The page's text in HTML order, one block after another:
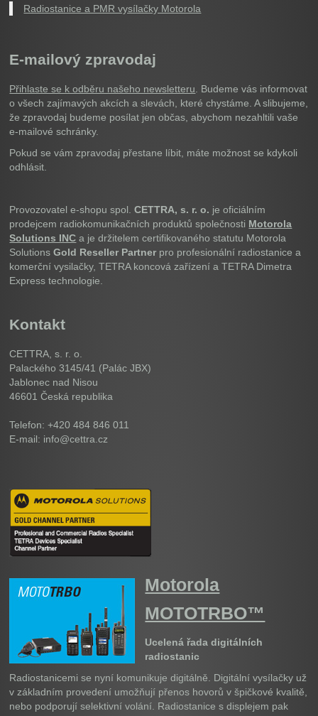
Radiostanice a PMR vysílačky Motorola
E-mailový zpravodaj
Přihlaste se k odběru našeho newsletteru . Budeme vás informovat
o všech zajímavých akcích a slevách, které chystáme. A slibujeme,
že zpravodaj budeme posílat jen občas, abychom nezahltili vaše
e-mailové schránky.
Pokud se vám zpravodaj přestane líbit, máte možnost se kdykoli
odhlásit.
Provozovatel e-shopu spol.CETTRA, s. r. o. je oficiálním
prodejcem radiokomunikačních produktů společnosti Motorola
Solutions INC a je držitelem certifikovaného statutu Motorola
SolutionsGold Reseller Partner pro profesionální radiostanice a
komerční vysilačky, TETRA koncová zařízení a TETRA Dimetra
Express technologie.
Kontakt
CETTRA, s. r. o.
Palackého 3145/41 (Palác JBX)
Jablonec nad Nisou
46601Česká republika
Telefon: +420 484 846 011
E-mail: info@cettra.cz
Motorola
MOTOTRBO™
Ucelená řada digitálních
radiostanic
Radiostanicemi se nyní komunikuje digitálně. Digitální vysílačky už
v základním provedení umožňují přenos hovorů v špičkové kvalitě,
nebo podporují selektivní volání. Radiostanice s displejem pak